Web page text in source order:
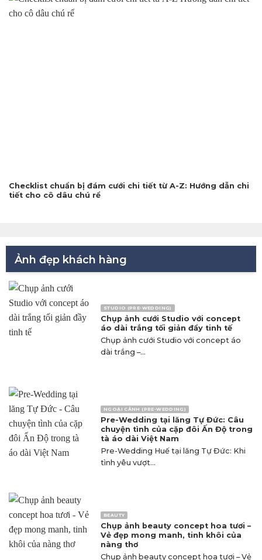
Checklist chuẩn bị đám cưới chi tiết từ A-Z: Hướng dẫn chi
tiết cho cô dâu chú rể
Ảnh đẹp khách hàng
STUDIO (PRE-WEDDING)
Chụp ảnh cưới Studio với concept
áo dài trắng tối giản đầy tinh tế
Chụp ảnh cưới Studio với concept áo
dài trắng –...
NGOẠI CẢNH (PRE-WEDDING)
Pre-Wedding tại lăng Tự Đức: Câu
chuyện tình của cặp đôi Ấn Độ trong
tà áo dài Việt Nam
Pre-Wedding Huế tại lăng Tự Đức: Khi
tình yêu vượt...
BEAUTY
Chụp ảnh beauty concept hoa tươi –
Vẻ đẹp mong manh, tinh khôi của
nàng thơ
Chụp ảnh beauty concept hoa tươi – Vẻ